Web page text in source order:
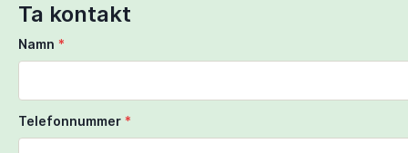
Ta kontakt
Namn *
Telefonnummer *